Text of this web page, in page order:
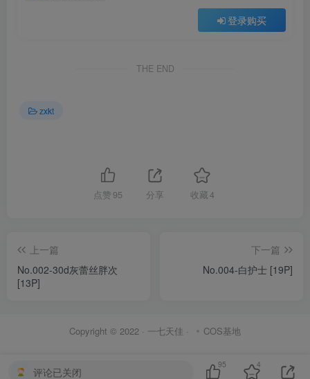
登录购买
THE END
zxkt
点赞 95 分享 收藏4
上一篇
No.002-30d灰蕾丝胖次
[13P]
下一篇
No.004-白护士 [19P]
Copyright © 2022 · 一七天佳 · COS基地
评论已关闭
95 4